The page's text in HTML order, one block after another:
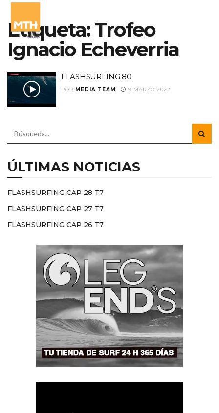
Etiqueta:Trofeo
Ignacio Echeverria
FLASHSURFING 80
POR MEDIA TEAM 9 MARZO 2022
ÚLTIMAS NOTICIAS
FLASHSURFING CAP 28 T7
FLASHSURFING CAP 27 T7
FLASHSURFING CAP 26 T7